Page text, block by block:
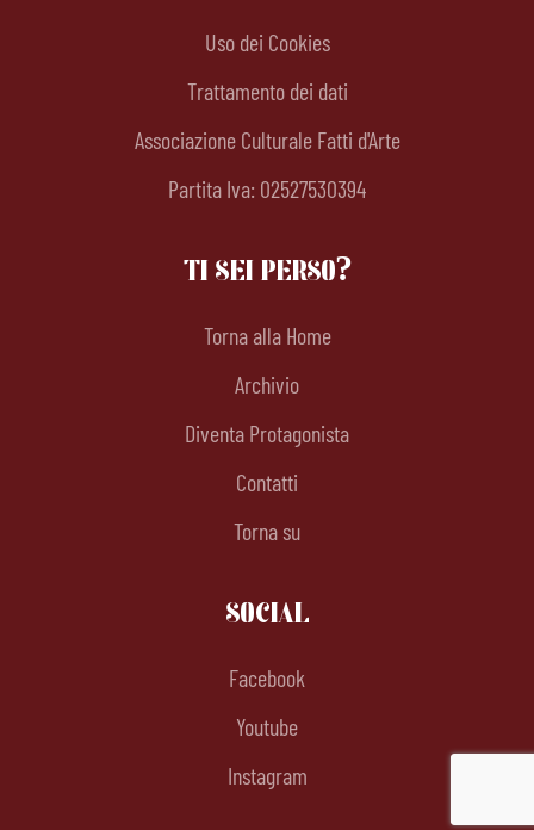
Uso dei Cookies
Trattamento dei dati
Associazione Culturale Fatti d'Arte
Partita Iva: 02527530394
TI SEI PERSO?
Torna alla Home
Archivio
Diventa Protagonista
Contatti
Torna su
SOCIAL
Facebook
Youtube
Instagram